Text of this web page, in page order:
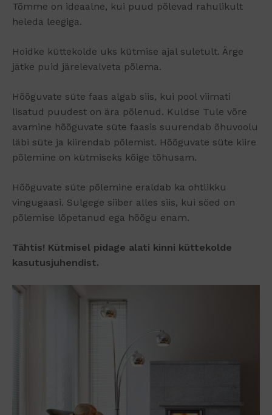
Tõmme on ideaalne, kui puud põlevad rahulikult
heleda leegiga.
Hoidke küttekolde uks kütmise ajal suletult. Ärge
jätke puid järelevalveta põlema.
Hõõguvate süte faas algab siis, kui pool viimati
lisatud puudest on ära põlenud. Kuldse Tule võre
avamine hõõguvate süte faasis suurendab õhuvoolu
läbi süte ja kiirendab põlemist. Hõõguvate süte kiire
põlemine on kütmiseks kõige tõhusam.
Hõõguvate süte põlemine eraldab ka ohtlikku
vingugaasi. Sulgege siiber alles siis, kui söed on
põlemise lõpetanud ega hõõgu enam.
Tähtis! Kütmisel pidage alati kinni küttekolde
kasutusjuhendist.